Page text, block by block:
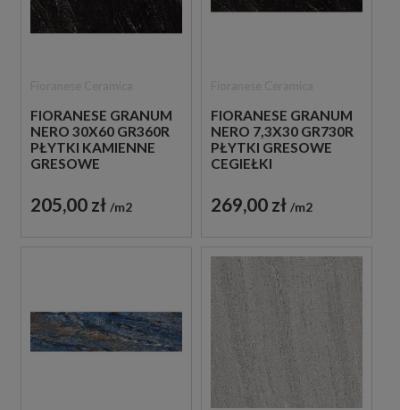
FIORANESE GRANUM
NERO 30X60 GR360R
PŁYTKI KAMIENNE
GRESOWE
205,00 zł m2
FIORANESE GRANUM
NERO 7,3X30 GR730R
PŁYTKI GRESOWE
CEGIEŁKI
269,00 zł m2